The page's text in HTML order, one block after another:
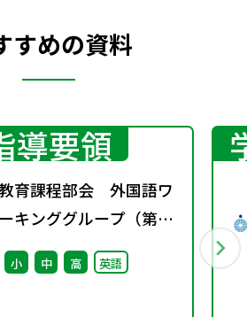
すめの資料
導要領
育課程部会 外国語ワ
ーキンググループ（第4
回） 配付資料
小 中 高 英語